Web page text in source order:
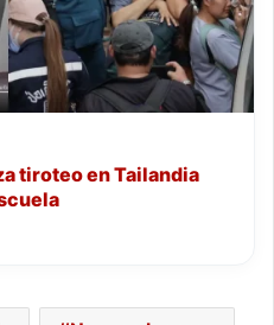
tiroteo en Tailandia